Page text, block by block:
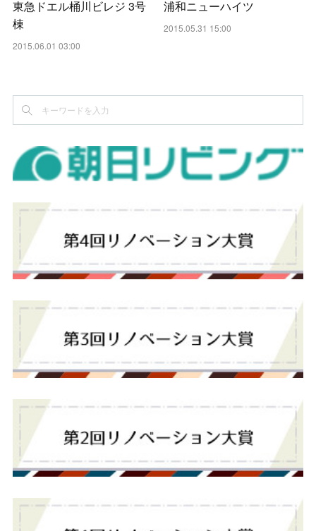
東急ドエル桶川ビレジ 3号
棟
2015.06.01 03:00
浦和ニューハイツ
2015.05.31 15:00